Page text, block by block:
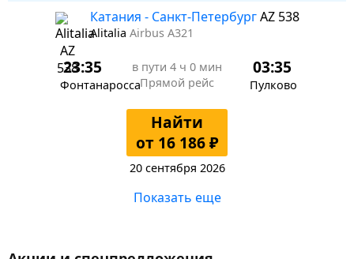
Катания - Санкт-ПетербургAZ 538
Alitalia Airbus A321
23:35
Фонтанаросса
в пути 4 ч 0 мин
Прямой рейс
03:35
Пулково
Найти
от 16 186 ₽
20 сентября 2026
Показать еще